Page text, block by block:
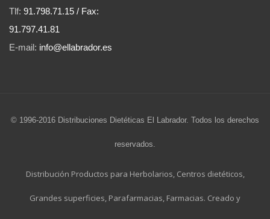
Tlf: 91.798.71.15 / Fax:
91.797.41.81
E-mail: info@ellabrador.es
© 1996-2016 Distribuciones Dietéticas El Labrador. Todos los derechos
reservados.
Distribución Productos para Herbolarios, Centros dietéticos,
Grandes superficies, Parafarmacias, Farmacias. Creado y